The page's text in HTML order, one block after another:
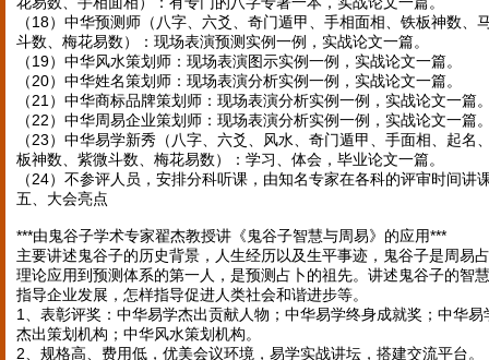
（18）中华预测师（八字、六爻、奇门遁甲、手相面相、铁板神数、
斗数、梅花易数）：现场表演预测实例一例，实战论文一篇。
（19）中华风水策划师：现场表演图示实例一例，实战论文一篇。
（20）中华姓名策划师：现场表演分析实例一例，实战论文一篇。
（21）中华商标品牌策划师：现场表演分析实例一例，实战论文一篇
（22）中华周易企业策划师：现场表演分析实例一例，实战论文一篇
（23）中华易学新秀（八字、六爻、风水、奇门遁甲、手面相、起名
板神数、紫微斗数、梅花易数）：学习、体会，毕业论文一篇。
（24）不参评人员，安排分科听课，由知名专家在各科的评审时间讲
五、大会亮点
***由鬼谷子学术专家翟杰教授讲《鬼谷子智慧与周易》的应用***
主要讲述鬼谷子的历史背景，人生经历以及生平事迹，鬼谷子是周易
理论应用到预测体系的第一人，是预测占卜的祖先。讲述鬼谷子的智
指导企业发展，怎样指导促进人类社会和谐进步等。
1、表彰评奖：中华易学杰出贡献人物；中华易学终身成就奖；中华
杰出策划机构；中华风水策划机构。
2、规格高、费用低，优美会议环境，易学实战讲坛，搭建交流平台。